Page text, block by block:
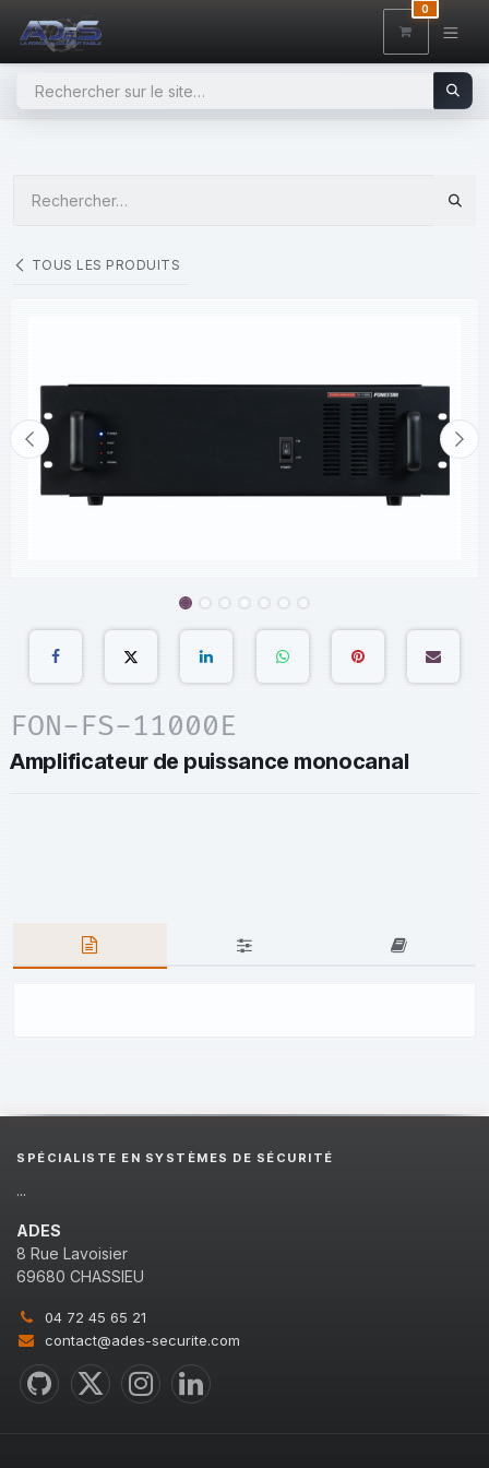
0
TOUS LES PRODUITS
FON-FS-11000E
Amplificateur de puissance monocanal
SPÉCIALISTE EN SYSTÈMES DE SÉCURITÉ
...
ADES
8 Rue Lavoisier
69680 CHASSIEU
04 72 45 65 21
contact@ades-securite.com